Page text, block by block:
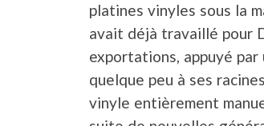
platines vinyles sous la
avait déjà travaillé pour
exportations, appuyé
quelque peu à ses
vinyle entièrement